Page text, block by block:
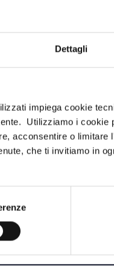
Dettagli
impiega cookie
Utilizziamo i
acconsentire o limitare
che ti invitiamo in
da
in un
5